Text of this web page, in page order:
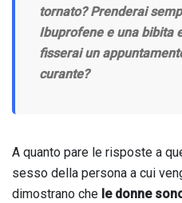
tornato? Prenderai
Ibuprofene e una bibita
fisserai un
curante?
A quanto pare le risposte a
sesso della persona a cui
dimostrano che le donne